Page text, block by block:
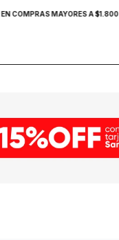
EN COMPRAS MAYORES A $1.800